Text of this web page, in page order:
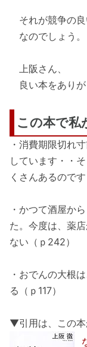
それが競争の良
なのでしょう。
上阪さん、
良い本をありが
この本で私
・消費期限切れ
しています・・
くさんあるので
・かつて酒屋か
た。今度は、薬
ない（ｐ242）
・おでんの大根
る（ｐ117）
▼引用は、この本